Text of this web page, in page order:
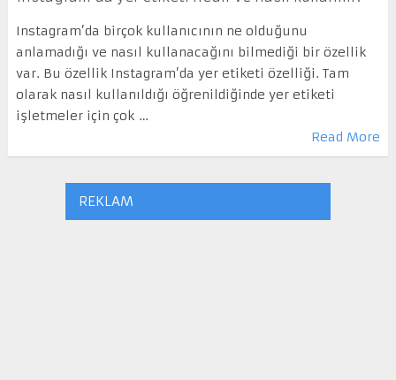
Instagram’da birçok kullanıcının ne olduğunu
anlamadığı ve nasıl kullanacağını bilmediği bir özellik
var. Bu özellik Instagram’da yer etiketi özelliği. Tam
olarak nasıl kullanıldığı öğrenildiğinde yer etiketi
işletmeler için çok …
Read More
REKLAM